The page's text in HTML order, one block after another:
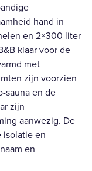
hand in
en 2×300 liter
klaar voor de
met
zijn voorzien
sauna en de
zijn
aanwezig. De
en
en